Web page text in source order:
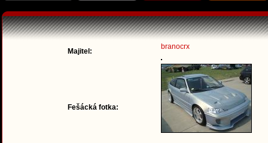
Majitel:
branocrx
Fešácká fotka: